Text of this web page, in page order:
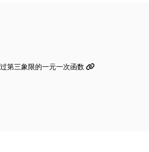
第三象限的一元一次函数